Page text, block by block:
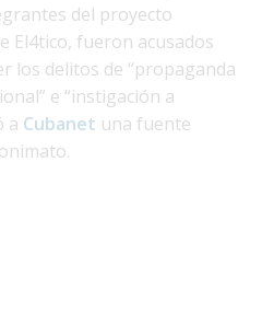
del proyecto
El4tico, fueron acusados
los delitos de “propaganda
e “instigación a
a Cubanet una fuente